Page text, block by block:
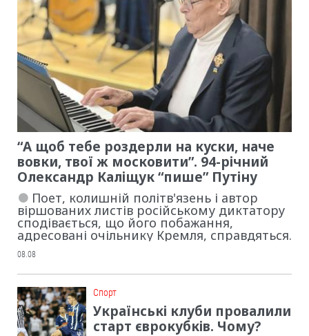
“А щоб тебе роздерли на куски, наче
вовки, твої ж московити”. 94-річний
Олександр Каліщук “пише” Путіну
Поет, колишній політв'язень і автор
віршованих листів російському диктатору
сподівається, що його побажання,
адресовані очільнику Кремля, справдяться.
08.08
Cпорт
Українські клуби провалили
старт єврокубків. Чому?